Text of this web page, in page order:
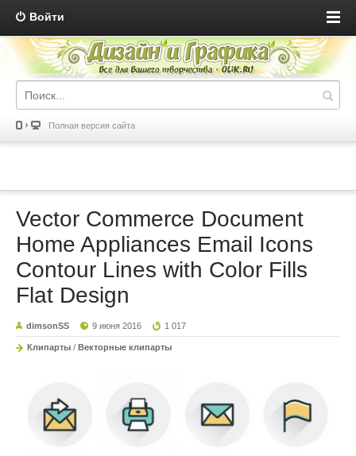
Войти
Полная версия сайта
Vector Commerce Document
Home Appliances Email Icons
Contour Lines with Color Fills
Flat Design
dimsonSS 9 июня 2016 1 017
Клипарты / Векторные клипарты